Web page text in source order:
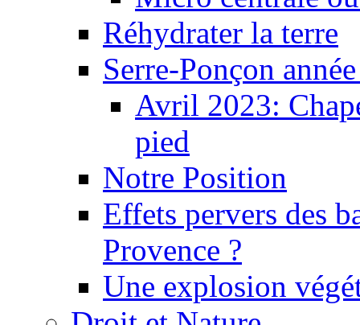
Réhydrater la terre
Serre-Ponçon
Avril 2023:
pied
Notre Position
Effets pervers des
Provence ?
Une explosion